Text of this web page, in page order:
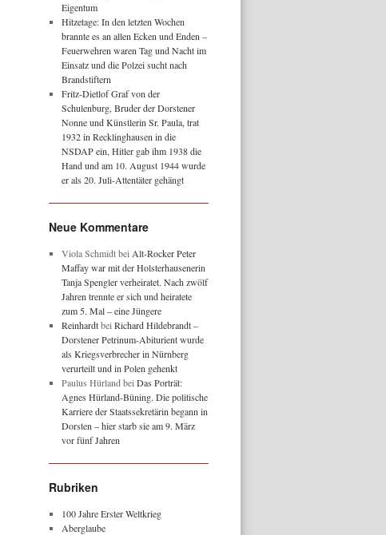
Eigentum
Hitzetage: In den letzten Wochen
brannte es an allen Ecken und Enden –
Feuerwehren waren Tag und Nacht im
Einsatz und die Polzei sucht nach
Brandstiftern
Fritz-Dietlof Graf von der
Schulenburg, Bruder der Dorstener
Nonne und Künstlerin Sr. Paula, trat
1932 in Recklinghausen in die
NSDAP ein, Hitler gab ihm 1938 die
Hand und am 10. August 1944 wurde
er als 20. Juli-Attentäter gehängt
Neue Kommentare
Viola Schmidtbei Alt-Rocker Peter
Maffay war mit der Holsterhausenerin
Tanja Spengler verheiratet. Nach zwölf
Jahren trennte er sich und heiratete
zum 5. Mal – eine Jüngere
Reinhardtbei Richard Hildebrandt –
Dorstener Petrinum-Abiturient wurde
als Kriegsverbrecher in Nürnberg
verurteilt und in Polen gehenkt
Paulus Hürland bei Das Porträt:
Agnes Hürland-Büning. Die politische
Karriere der Staatssekretärin begann in
Dorsten – hier starb sie am 9. März
vor fünf Jahren
Rubriken
100 Jahre Erster Weltkrieg
Aberglaube